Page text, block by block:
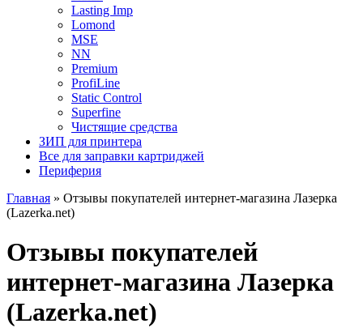
Lasting Imp
Lomond
MSE
NN
Premium
ProfiLine
Static Control
Superfine
Чистящие средства
ЗИП для принтера
Все для заправки картриджей
Периферия
Главная » Отзывы покупателей интернет-магазина Лазерка
(Lazerka.net)
Отзывы покупателей
интернет-магазина Лазерка
(Lazerka.net)